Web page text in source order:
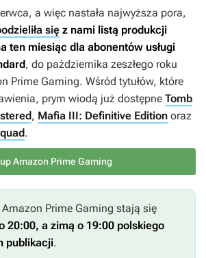
a więc nastała najwyższa pora,
się z nami listą produkcji
ten miesiąc dla abonentów usługi
, do października zeszłego roku
Prime Gaming. Wśród tytułów, które
prym wiodą już dostępne Tomb
, Mafia III: Definitive Edition oraz
.
Amazon Prime Gaming
Prime Gaming stają się
20:00, a zimą o 19:00 polskiego
publikacji.